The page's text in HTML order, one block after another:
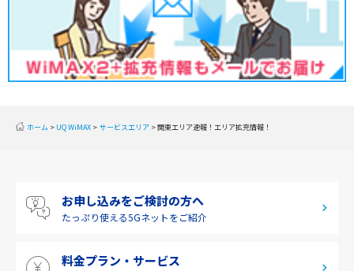
甲信越
北陸
九州・沖縄
ホーム UQ WiMAX サービスエリア 関東エリア速報！エリア拡充情報！
お申し込みをご検討の方へ
たっぷり使える5Gネットをご紹介
料金プラン・サービス